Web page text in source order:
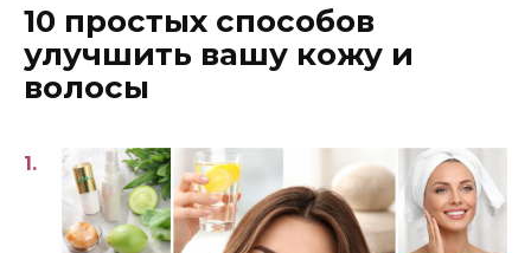
10 простых способов
улучшить вашу кожу и
волосы